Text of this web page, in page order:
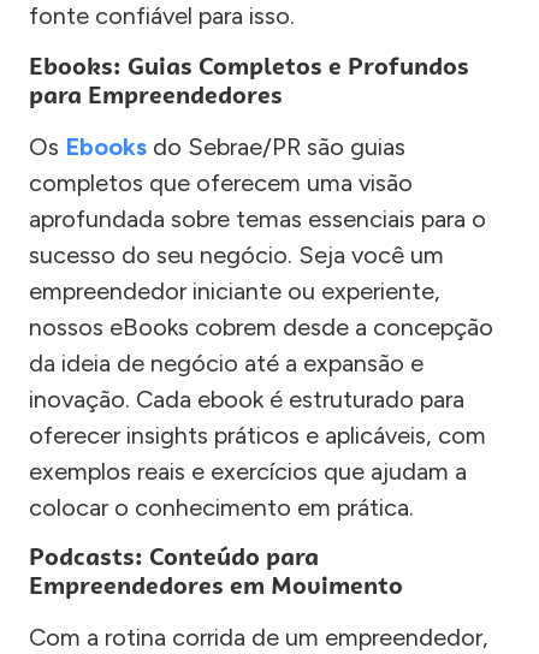
fonte confiável para isso.
Ebooks: Guias Completos e Profundos
para Empreendedores
Os Ebooks do Sebrae/PR são guias
completos que oferecem uma visão
aprofundada sobre temas essenciais para o
sucesso do seu negócio. Seja você um
empreendedor iniciante ou experiente,
nossos eBooks cobrem desde a concepção
da ideia de negócio até a expansão e
inovação. Cada ebook é estruturado para
oferecer insights práticos e aplicáveis, com
exemplos reais e exercícios que ajudam a
colocar o conhecimento em prática.
Podcasts: Conteúdo para
Empreendedores em Movimento
Com a rotina corrida de um empreendedor,